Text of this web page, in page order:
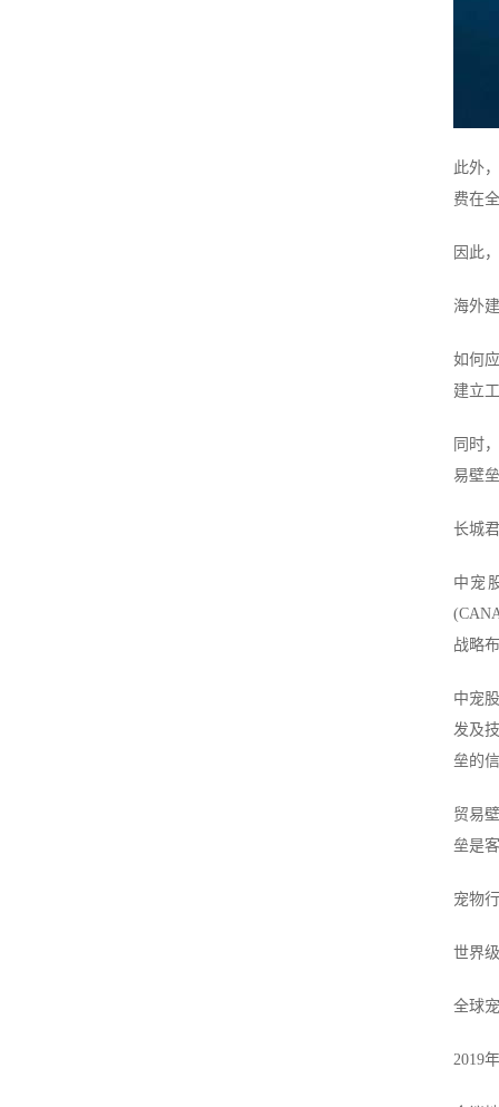
此外
费在
因此
海外
如何
建立
同时
易壁
长城
中宠
战略
中宠
发及
垒的
贸易
垒是
宠物
世界
全球
2019